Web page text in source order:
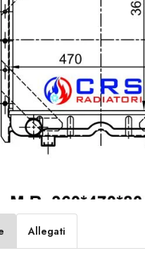
Allegati